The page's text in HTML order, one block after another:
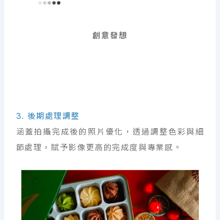
創意發想
3. 後期處理調整
涵蓋拍攝完成後的照片優化，透過調整色彩與細
節處理，賦予影像更高的完成度與專業感。